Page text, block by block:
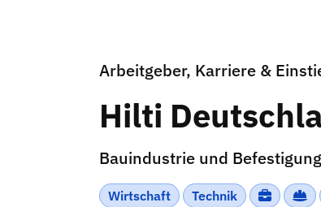
Arbeitgeber, Karriere &
Hilti
Bauindustrie und
Wirtschaft Technik